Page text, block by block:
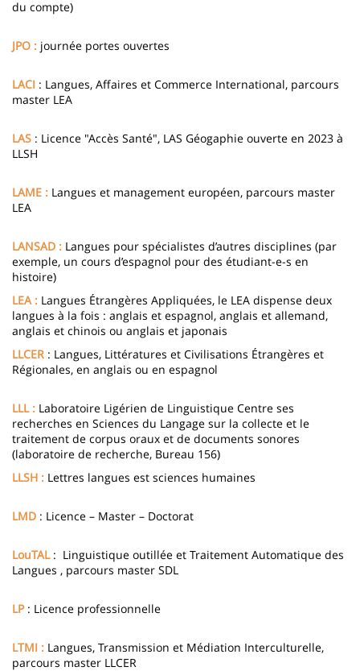
du compte)
JPO : journée portes ouvertes
LACI : Langues, Affaires et Commerce International, parcours
master LEA
LAS : Licence "Accès Santé", LAS Géogaphie ouverte en 2023 à
LLSH
LAME : Langues et management européen, parcours master
LEA
LANSAD : Langues pour spécialistes d’autres disciplines (par
exemple, un cours d’espagnol pour des étudiant-e-s en
histoire)
LEA : Langues Étrangères Appliquées, le LEA dispense deux
langues à la fois : anglais et espagnol, anglais et allemand,
anglais et chinois ou anglais et japonais
LLCER : Langues, Littératures et Civilisations Étrangères et
Régionales, en anglais ou en espagnol
LLL : Laboratoire Ligérien de Linguistique Centre ses
recherches en Sciences du Langage sur la collecte et le
traitement de corpus oraux et de documents sonores
(laboratoire de recherche, Bureau 156)
LLSH : Lettres langues est sciences humaines
LMD : Licence – Master – Doctorat
LouTAL : Linguistique outillée et Traitement Automatique des
Langues , parcours master SDL
LP: Licence professionnelle
LTMI : Langues, Transmission et Médiation Interculturelle,
parcours master LLCER